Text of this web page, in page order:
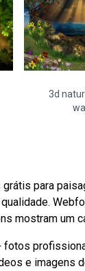
3d
para
mostram um
fotos
e imagens